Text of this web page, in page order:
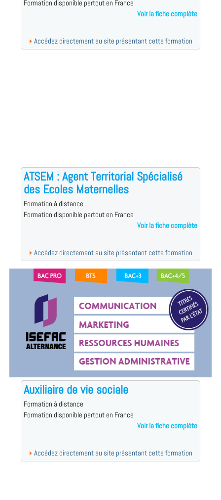
Formation disponible partout en France
Voir la fiche complète
Accédez directement au site présentant cette formation
ATSEM : Agent Territorial Spécialisé
des Ecoles Maternelles
Formation à distance
Formation disponible partout en France
Voir la fiche complète
Accédez directement au site présentant cette formation
Auxiliaire de vie sociale
Formation à distance
Formation disponible partout en France
Voir la fiche complète
Accédez directement au site présentant cette formation